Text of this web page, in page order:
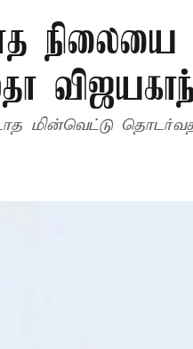
நிலையை
மின்வெட்டு